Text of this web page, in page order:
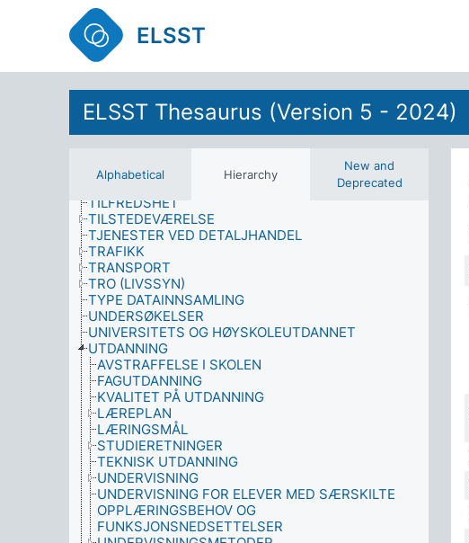
ELSST
ELSST Thesaurus (Version 5 - 2024)
Alphabetical Hierarchy
New and
Deprecated
SPESIELL UNDERVISNING
SPESIELLE GRUPPERS RETTIGHETER
SPORT
SPRÅKFORMER
STATLIG KONTROLL
STØRRELSE
STRUKTURELLE ELEMENTER (BYGNINGER)
STUDENTER
SYKDOMMER
TEKNISK INFRASTRUKTUR
TID
TILFREDSHET
TILSTEDEVÆRELSE
TJENESTER VED DETALJHANDEL
TRAFIKK
TRANSPORT
TRO (LIVSSYN)
TYPE DATAINNSAMLING
UNDERSØKELSER
UNIVERSITETS OG HØYSKOLEUTDANNET
UTDANNING
AVSTRAFFELSE I SKOLEN
FAGUTDANNING
KVALITET PÅ UTDANNING
LÆREPLAN
LÆRINGSMÅL
STUDIERETNINGER
TEKNISK UTDANNING
UNDERVISNING
UNDERVISNING FOR ELEVER MED SÆRSKILTE
OPPLÆRINGSBEHOV OG
FUNKSJONSNEDSETTELSER